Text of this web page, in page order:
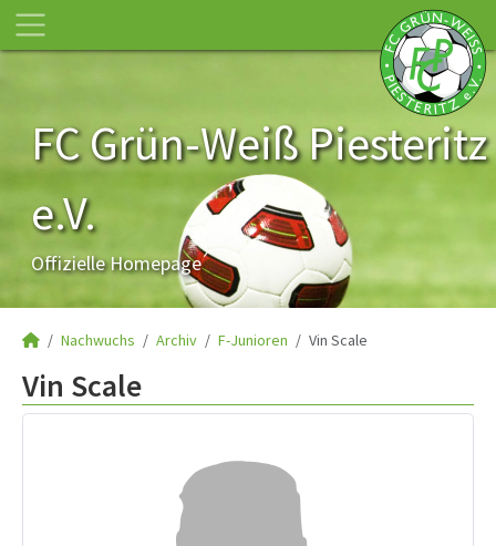
FC Grün-Weiß Piesteritz
e.V.
Offizielle Homepage
Nachwuchs Archiv F-Junioren Vin Scale
Vin Scale